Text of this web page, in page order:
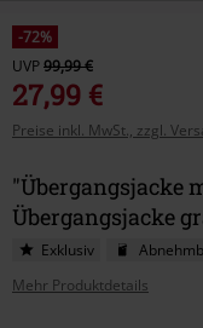
-72%
UVP99,99 €
27,99 €
Preise inkl. MwSt., zzgl.
"Übergangsjacke
Übergangsjacke
Exklusiv
Mehr Produktdetails